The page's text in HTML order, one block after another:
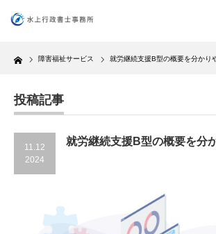
Home 障害福祉サービス 就労継続支援B型の概要を分かり
投稿記事
11.12
2024
就労継続支援B型の概要を分